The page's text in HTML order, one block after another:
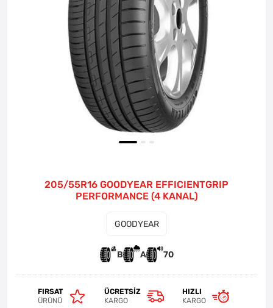
205/55R16 GOODYEAR EFFICIENTGRIP
PERFORMANCE (4 KANAL)
GOODYEAR
B A 70
FIRSAT
ÜRÜNÜ
ÜCRETSIZ
KARGO
HIZLI
KARGO